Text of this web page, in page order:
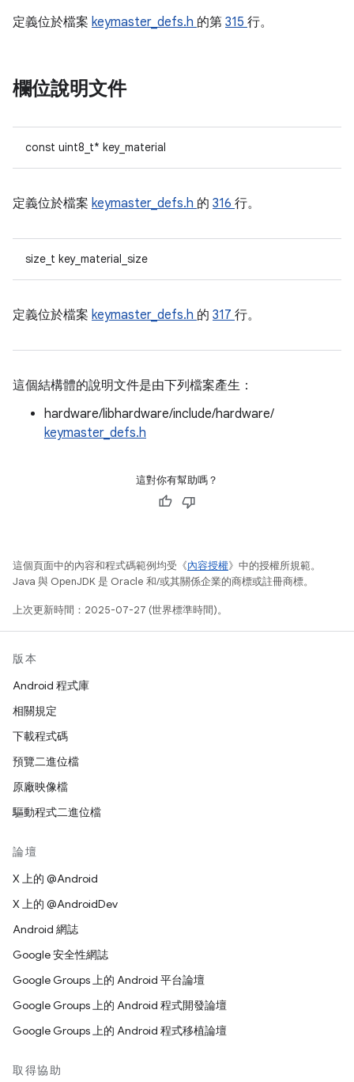
定義位於檔案 keymaster_defs.h 的第 315 行。
欄位說明文件
const uint8_t* key_material
定義位於檔案 keymaster_defs.h 的 316 行。
size_t key_material_size
定義位於檔案 keymaster_defs.h 的 317 行。
這個結構體的說明文件是由下列檔案產生：
hardware/libhardware/include/hardware/
keymaster_defs.h
這對你有幫助嗎？
這個頁面中的內容和程式碼範例均受《內容授權》中的授權所規範。
Java 與 OpenJDK 是 Oracle 和/或其關係企業的商標或註冊商標。
上次更新時間：2025-07-27 (世界標準時間)。
版本
Android 程式庫
相關規定
下載程式碼
預覽二進位檔
原廠映像檔
驅動程式二進位檔
論壇
X 上的 @Android
X 上的 @AndroidDev
Android 網誌
Google 安全性網誌
Google Groups 上的 Android 平台論壇
Google Groups 上的 Android 程式開發論壇
Google Groups 上的 Android 程式移植論壇
取得協助